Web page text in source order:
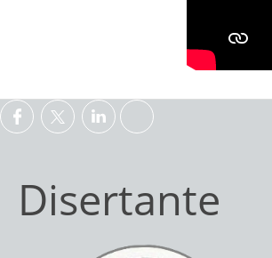
Disertante